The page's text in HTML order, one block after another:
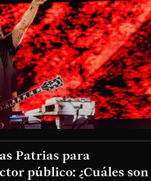
Patrias para
público: ¿Cuáles son